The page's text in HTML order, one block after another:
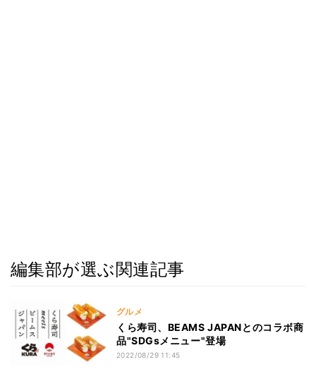
編集部が選ぶ関連記事
グルメ
くら寿司、BEAMS JAPANとのコラボ商
品"SDGsメニュー"登場
2022/08/29 11:45